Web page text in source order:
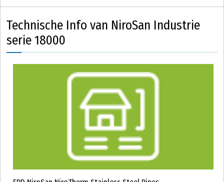
Technische Info van NiroSan Industrie
serie 18000